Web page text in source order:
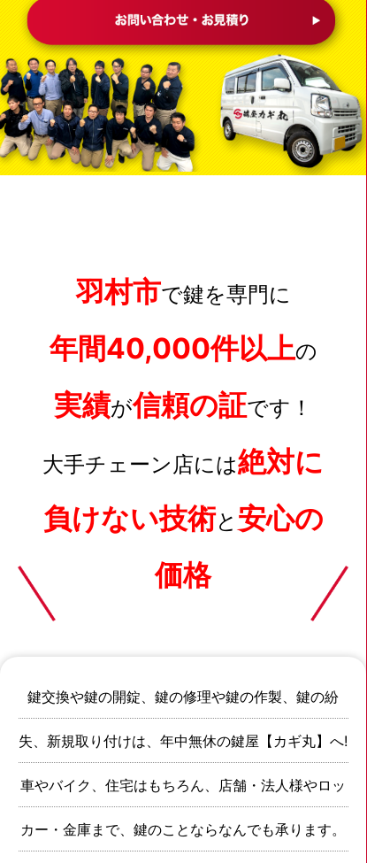
羽村市で鍵を専門に
年間40,000件以上の
実績が信頼の証です！
大手チェーン店には絶対に
負けない技術と 安心の
価格
鍵交換や鍵の開錠、鍵の修理や鍵の作製、鍵の紛
失、新規取り付けは、年中無休の鍵屋【カギ丸】へ!
車やバイク、住宅はもちろん、店舗・法人様やロッ
カー・金庫まで、鍵のことならなんでも承ります。